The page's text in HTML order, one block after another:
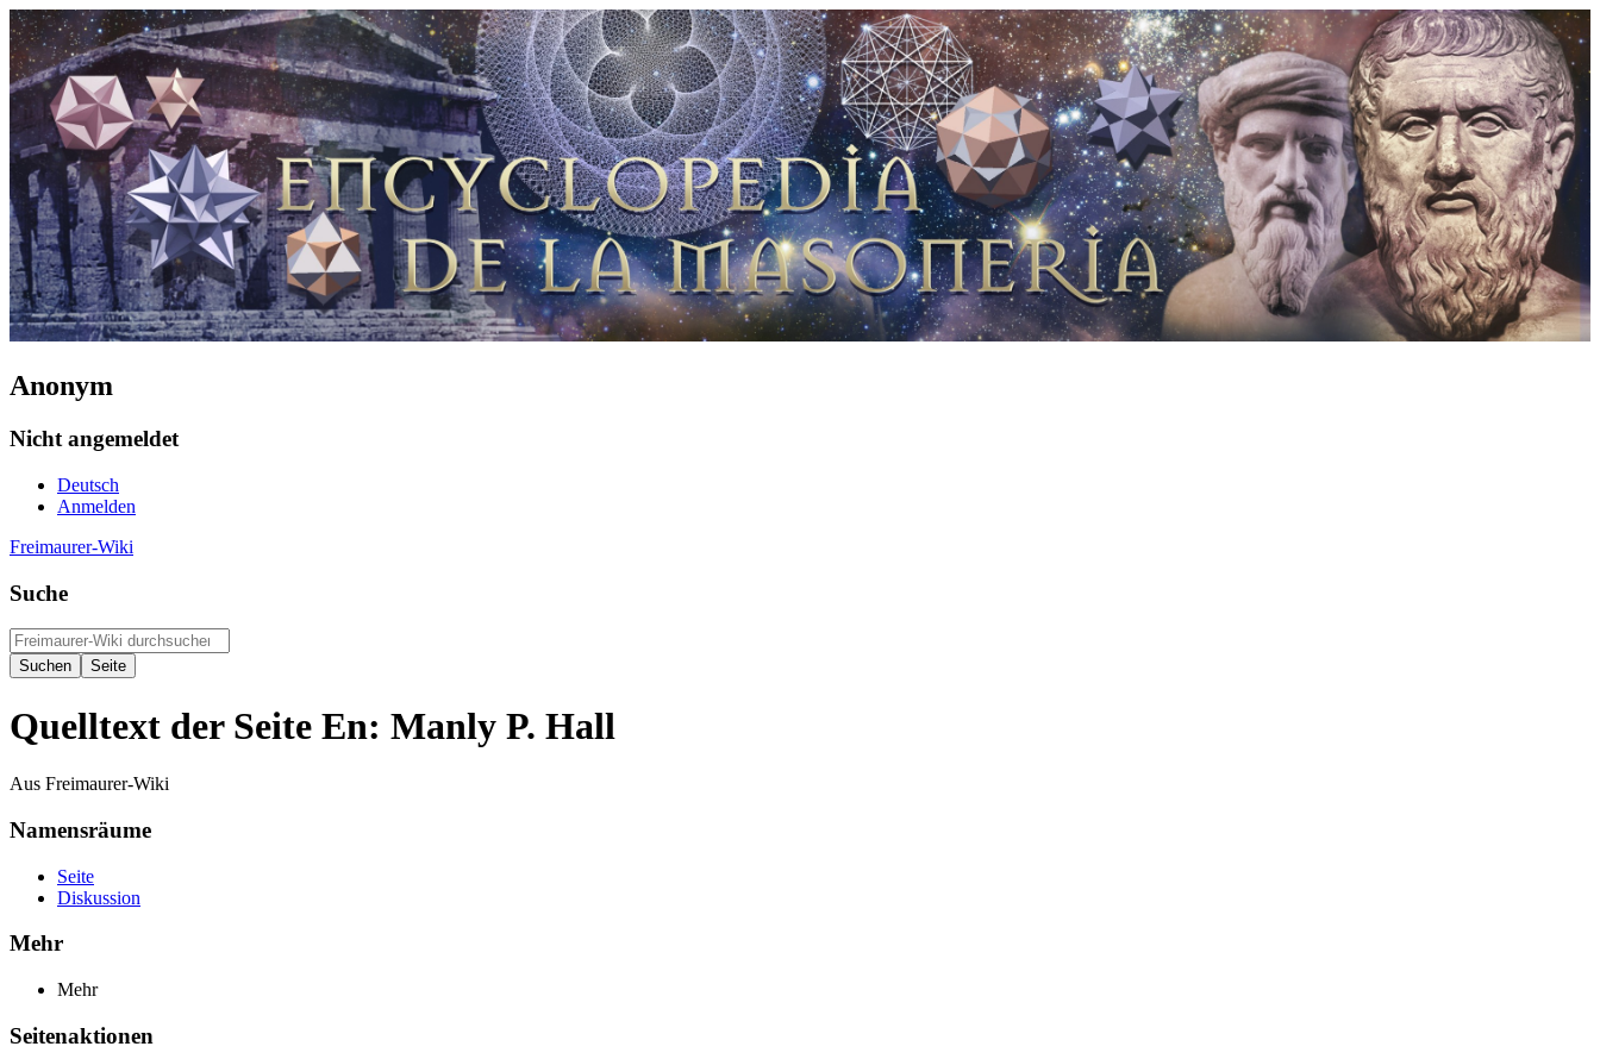
Anonym
Nicht angemeldet
Deutsch
Anmelden
Freimaurer-Wiki
Suche
Quelltext der Seite En: Manly P. Hall
Aus Freimaurer-Wiki
Namensräume
Seite
Diskussion
Mehr
Mehr
Seitenaktionen